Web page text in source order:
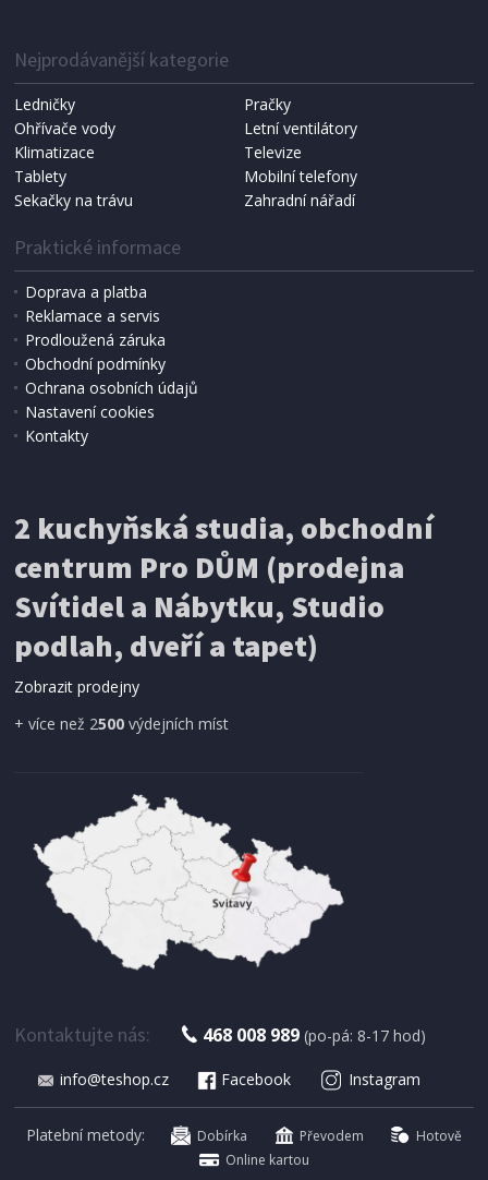
NÁHRADNÍ SÁČKY DO VYSAVAČE
Koma KRA-SB02S (Multi Bag, S-BAG SMS)
199 Kč Přidat do košíku
SÍŤ PROTI HMYZU
ProGarden KO-CY5910600 Síť proti hmyzu do
dveří magnetická 210 x 100 cm
179 Kč
SUŠIČKA OVOCE S ČASOVAČEM
Concept SO 1060 In Time
Nejprodávanější kategorie
Ledničky
Pračky
Ohřívače vody
Letní ventilátory
Klimatizace
Televize
Tablety
Mobilní telefony
Sekačky na trávu
Zahradní nářadí
Praktické informace
Doprava a platba
Reklamace a servis
Prodloužená záruka
Obchodní podmínky
Ochrana osobních údajů
Nastavení cookies
Kontakty
2 kuchyňská studia, obchodní
centrum Pro DŮM (prodejna
Svítidel a Nábytku, Studio
podlah, dveří a tapet)
Zobrazit prodejny
+ více než 2500 výdejních míst
Kontaktujte nás: 468 008 989 (po-pá: 8-17 hod)
info@teshop.cz Facebook Instagram
Platební metody: Dobírka Převodem
Hotově
Online kartou